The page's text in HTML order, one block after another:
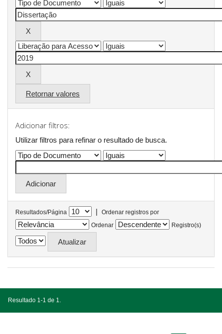
Retornar valores
Adicionar filtros:
Utilizar filtros para refinar o resultado de busca.
Resultados/Página |
Ordenar registros por
Ordenar
Registro(s)
Resultado 1-1 de 1.